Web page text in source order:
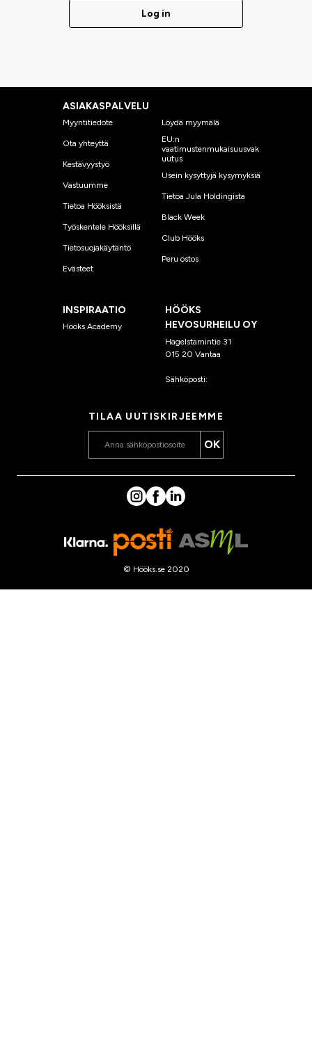
Log in
ASIAKASPALVELU
Myyntitiedote
Ota yhteyttä
Kestävyystyö
Vastuumme
Tietoa Hööksistä
Työskentele Hööksillä
Tietosuojakäytäntö
Evästeet
Löydä myymälä
EU:n
vaatimustenmukaisuusvak
uutus
Usein kysyttyjä kysymyksiä
Tietoa Jula Holdingista
Black Week
Club Hööks
Peru ostos
INSPIRAATIO
Hööks Academy
HÖÖKS
HEVOSURHEILU OY
Hagelstamintie 31
015 20 Vantaa
Sähköposti:
TILAA UUTISKIRJEEMME
OK
© Hööks.se 2020